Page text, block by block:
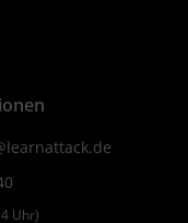
Uhr)